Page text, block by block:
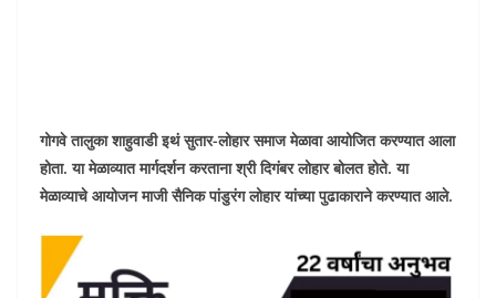
गोगवे तालुका शाहुवाडी इथं सुतार-लोहार समाज मेळावा आयोजित करण्यात आला
होता. या मेळाव्यात मार्गदर्शन करताना श्री दिगंबर लोहार बोलत होते. या
मेळाव्याचे आयोजन माजी सैनिक पांडुरंग लोहार यांच्या पुढाकाराने करण्यात आले.